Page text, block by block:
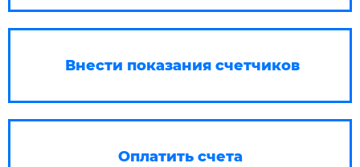
Внести показания счетчиков
Оплатить счета